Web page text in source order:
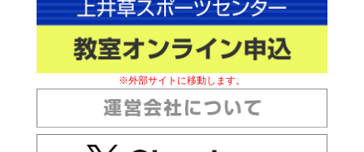
※外部サイトに移動します。